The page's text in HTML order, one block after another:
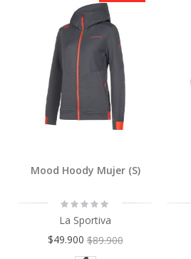
Mood Hoody Mujer (S)
Rating:
0%
La Sportiva
$49.900 $89.900